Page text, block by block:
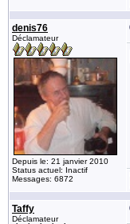
denis76
Déclamateur
Depuis le: 21 janvier 2010
Status actuel: Inactif
Messages: 6872
Taffy
Déclamateur